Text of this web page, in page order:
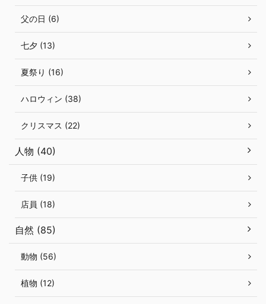
父の日 (6)
七夕 (13)
夏祭り (16)
ハロウィン (38)
クリスマス (22)
人物 (40)
子供 (19)
店員 (18)
自然 (85)
動物 (56)
植物 (12)